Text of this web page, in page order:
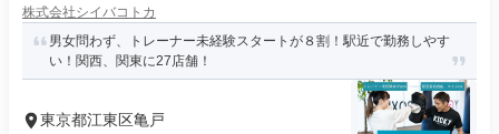
株式会社シイバコトカ
男女問わず、トレーナー未経験スタートが８割！駅近で勤務しやす
い！関西、関東に27店舗！
東京都江東区亀戸